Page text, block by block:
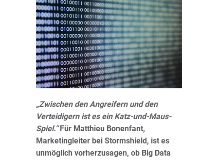
„Zwischen den Angreifern und den
Verteidigern ist es ein Katz-und-Maus-
Spiel.“Für Matthieu Bonenfant,
Marketingleiter bei Stormshield, ist es
unmöglich vorherzusagen, ob Big Data